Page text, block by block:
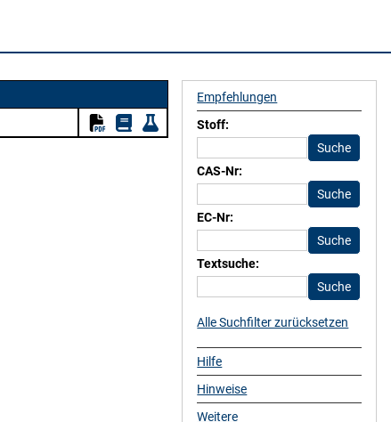
Empfehlungen
Stoff:
CAS-Nr:
EC-Nr:
Textsuche:
Alle Suchfilter zurücksetzen
Hilfe
Hinweise
Weitere